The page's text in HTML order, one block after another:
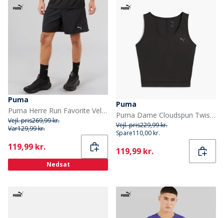
Puma
Puma Herre Run Favorite Velocity 7 Tommer Løbeshorts Puma Black
Vejl. pris269,99 kr.
Var129,99 kr.
Current
119,99 kr.
Nedsat
Puma
Puma Dame Cloudspun Twist Træning Tank Top Puma Black
Vejl. pris229,99 kr.
Spare110,00 kr.
Current
119,99 kr.